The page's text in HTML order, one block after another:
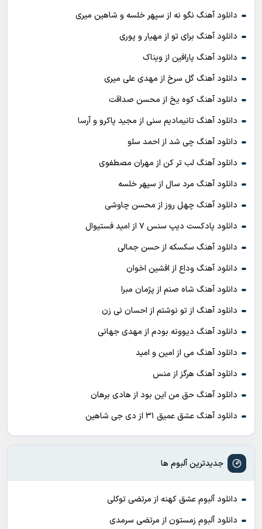
دانلود آهنگ نگو نه از سپهر خلسه و شاهین میری
دانلود آهنگ برای تو از مهیار و پوری
دانلود آهنگ پارافین از ویناک
دانلود آهنگ گل سرخ از مهدی علی میری
دانلود آهنگ کوه یخ از محسن صداقت
دانلود آهنگ تانیمادیم سنی از مجید پاکرو و آرسا
دانلود آهنگ چی شد از احمد سلو
دانلود آهنگ لب تر کن از مهران مصطفوی
دانلود آهنگ مرد سال از سپهر خلسه
دانلود آهنگ چهل روز از محسن چاوشی
دانلود پادکست ديپ سنس ۷ از اميد فستيوال
دانلود آهنگ سکسکه از حسن جمالی
دانلود آهنگ وداع از افشين اخوان
دانلود آهنگ شاه صنم از پژمان مبرا
دانلود آهنگ از تو نوشتم از احسان نی زن
دانلود آهنگ دیوونه بودم از مهدی جهانی
دانلود آهنگ می از امین و امید
دانلود آهنگ هرگز از منس
دانلود آهنگ حق من این بود از هادی برهان
دانلود آهنگ عشق عمیق ۳۱ از دی جی شاهین
جدیدترین آلبوم ها
دانلود آلبوم عشق کهنه از مرتضی توکلی
دانلود آلبوم زمستون از مرتضی سرمدی